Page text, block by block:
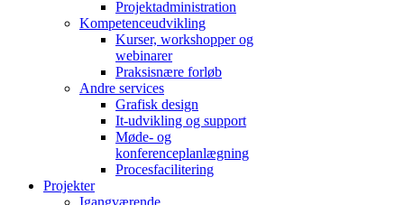
Projektadministration
Kompetenceudvikling
Kurser, workshopper og
webinarer
Praksisnære forløb
Andre services
Grafisk design
It-udvikling og support
Møde- og
konferenceplanlægning
Procesfacilitering
Projekter
Igangværende